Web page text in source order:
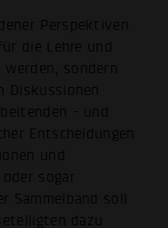
Perspektiven
die Lehre und
sondern
Diskussionen
- und
Entscheidungen
und
sogar
Sammelband soll
dazu